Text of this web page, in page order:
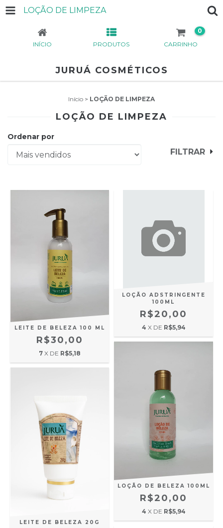
LOÇÃO DE LIMPEZA
INÍCIO PRODUTOS CARRINHO
0
JURUÁ COSMÉTICOS
Início > LOÇÃO DE LIMPEZA
LOÇÃO DE LIMPEZA
Ordenar por
FILTRAR
LEITE DE BELEZA 100 ML
R$30,00
7 X DE R$5,18
LOÇÃO ADSTRINGENTE
100ML
R$20,00
4 X DE R$5,94
LEITE DE BELEZA 20G
LOÇÃO DE BELEZA 100ML
R$20,00
4 X DE R$5,94